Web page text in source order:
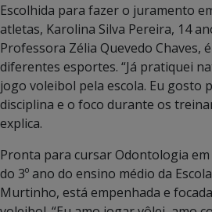
Escolhida para fazer o juramento
atletas, Karolina Silva Pereira, 14
Professora Zélia Quevedo Chaves,
diferentes esportes. “Já pratiquei
jogo voleibol pela escola. Eu gosto
disciplina e o foco durante os
explica.
Pronta para cursar Odontologia em
do 3º ano do ensino médio da
Murtinho, está empenhada e